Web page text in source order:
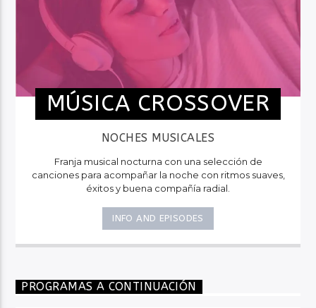
MÚSICA CROSSOVER
NOCHES MUSICALES
Franja musical nocturna con una selección de
canciones para acompañar la noche con ritmos suaves,
éxitos y buena compañía radial.
INFO AND EPISODES
PROGRAMAS A CONTINUACIÓN